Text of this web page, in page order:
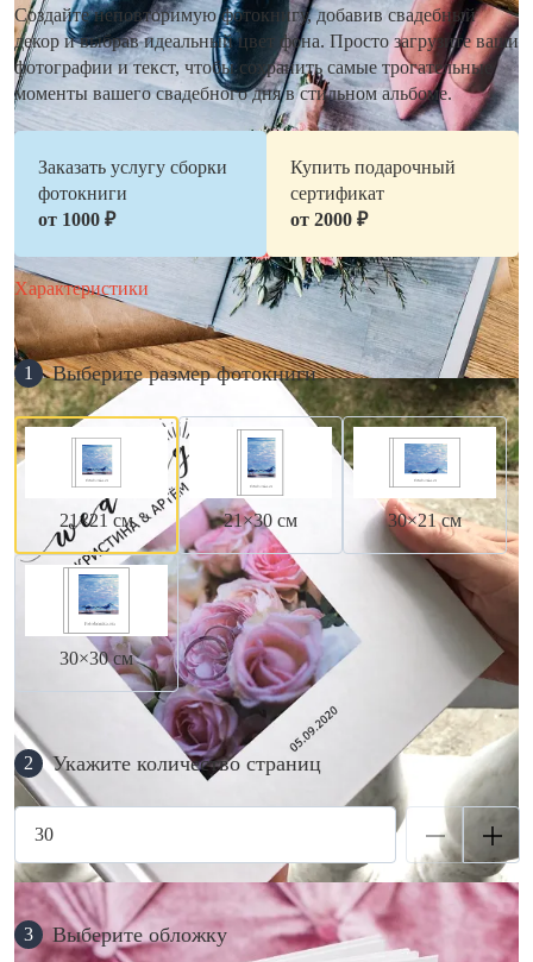
Создайте неповторимую фотокнигу, добавив свадебный
декор и выбрав идеальный цвет фона. Просто загрузите ваши
фотографии и текст, чтобы сохранить самые трогательные
моменты вашего свадебного дня в стильном альбоме.
Заказать услугу сборки
фотокниги
от 1000 ₽
Купить подарочный
сертификат
от 2000 ₽
Характеристики
1 Выберите размер фотокниги
21×21 см 21×30 см 30×21 см
30×30 см
2 Укажите количество страниц
3 Выберите обложку